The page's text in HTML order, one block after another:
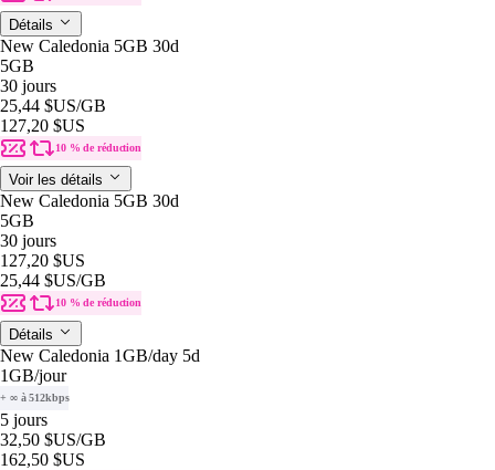
Détails
New Caledonia 5GB 30d
5GB
30 jours
25,44 $US/GB
127,20 $US
10 % de réduction
Voir les détails
New Caledonia 5GB 30d
5GB
30 jours
127,20 $US
25,44 $US/GB
10 % de réduction
Détails
New Caledonia 1GB/day 5d
1GB/jour
+ ∞ à 512kbps
5 jours
32,50 $US/GB
162,50 $US